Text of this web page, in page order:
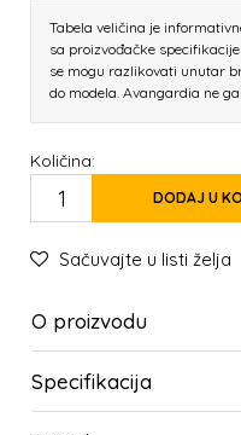
Tabela veličina je
sa proizvođačke
se mogu razlikovati unutar
do modela. Avangardia ne
Količina:
DODAJ U
Sačuvajte u listi želja
O proizvodu
Specifikacija